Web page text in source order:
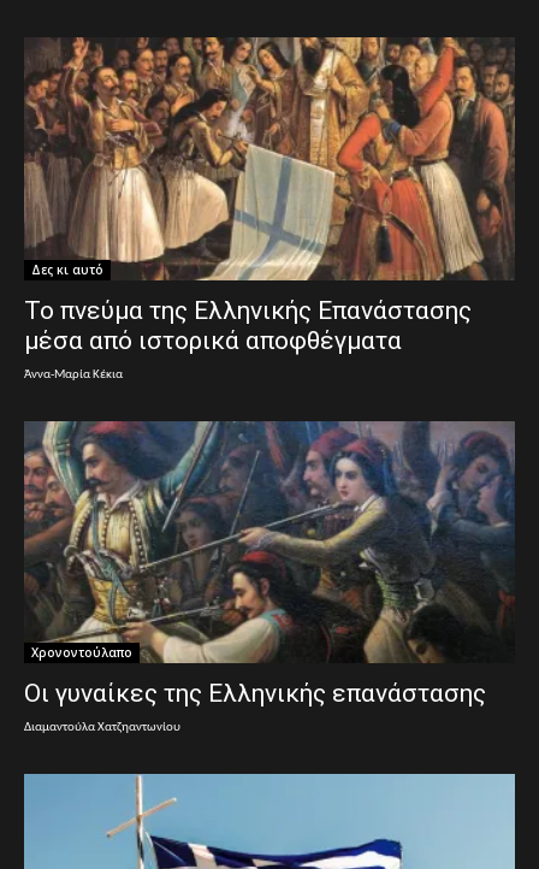
Δες κι αυτό
Το πνεύμα της Ελληνικής Επανάστασης
μέσα από ιστορικά αποφθέγματα
Άννα-Μαρία Κέκια
Χρονοντούλαπο
Οι γυναίκες της Ελληνικής επανάστασης
Διαμαντούλα Χατζηαντωνίου